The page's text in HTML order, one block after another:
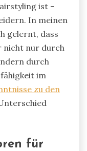
ist –
In meinen
gelernt, dass
nicht nur durch
durch
im
zu den
für